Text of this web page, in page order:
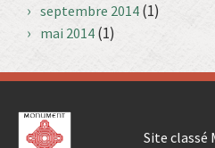
septembre 2014 (1)
mai 2014 (1)
Site classé